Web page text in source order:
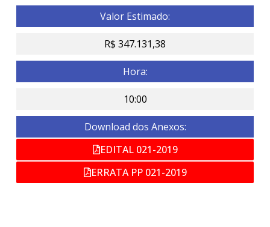
Valor Estimado:
R$ 347.131,38
Hora:
10:00
Download dos Anexos:
EDITAL 021-2019
ERRATA PP 021-2019